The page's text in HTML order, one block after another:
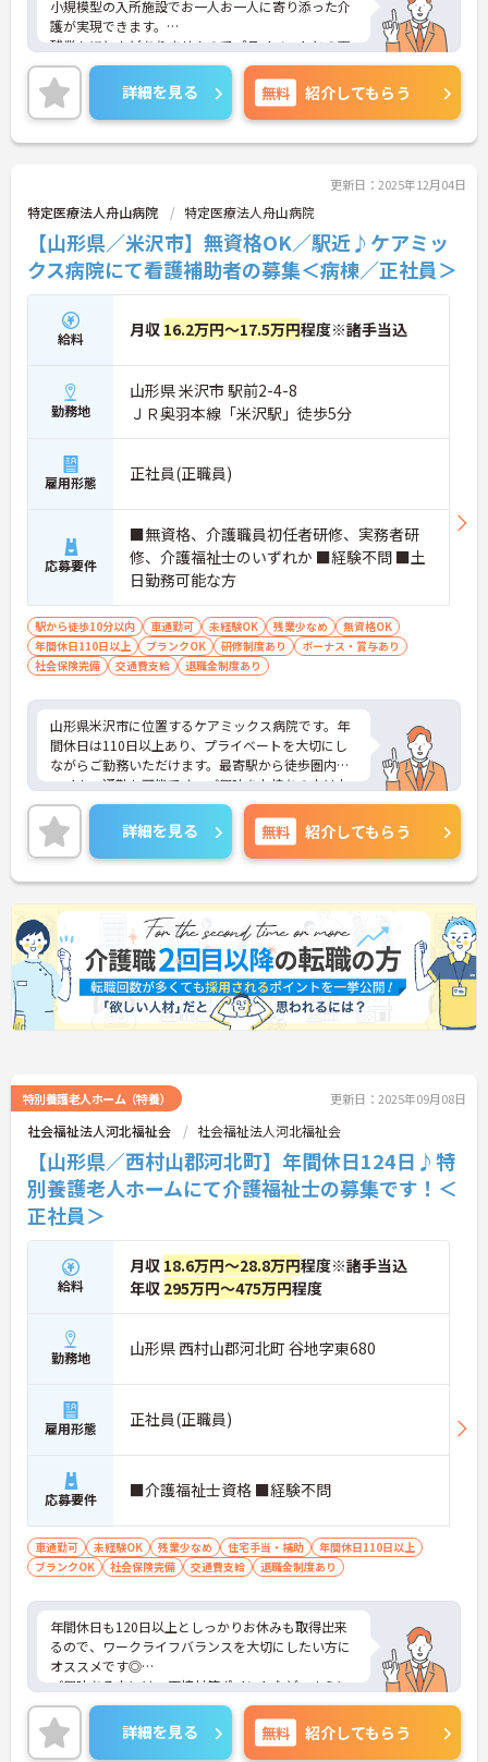
小規模型の入所施設でお一人お一人に寄り添った介
護が実現できます。
残業もほとんどありませんのでプライベートとの両
立もしやすいです。
また社会保険はもちろん、産休育休、介護休など福
利厚生充実！安心して長く働ける環境が整っていま
す。
ご興味ある方には、面接対策ポイントなど、さらに
詳細を見る 無料 紹介してもらう
更新日：2025年12月04日
特定医療法人舟山病院 特定医療法人舟山病院
【山形県／米沢市】無資格OK／駅近♪ケアミッ
クス病院にて看護補助者の募集＜病棟／正社員＞
給料 月収 16.2万円～17.5万円程度※諸手当込
勤務地
山形県 米沢市 駅前2-4-8
ＪＲ奥羽本線「米沢駅」徒歩5分
雇用形態 正社員(正職員)
応募要件
■無資格、介護職員初任者研修、実務者研
修、介護福祉士のいずれか ■経験不問 ■土
日勤務可能な方
駅から徒歩10分以内 車通勤可 未経験OK 残業少なめ
無資格OK
年間休日110日以上
ブランクOK 研修制度あり
ボーナス・賞与あり
社会保険完備
交通費支給 退職金制度あり
山形県米沢市に位置するケアミックス病院です。年
間休日は110日以上あり、プライベートを大切にし
ながらご勤務いただけます。最寄駅から徒歩圏内！
マイカー通勤も可能です。ご興味をお持ちの方はお
気軽にお問い合わせください。
詳細を見る 無料 紹介してもらう
特別養護老人ホーム（特養） 更新日：2025年09月08日
社会福祉法人河北福祉会 社会福祉法人河北福祉会
【山形県／西村山郡河北町】年間休日124日♪特
別養護老人ホームにて介護福祉士の募集です！＜
正社員＞
給料
月収 18.6万円～28.8万円程度※諸手当込
年収 295万円～475万円程度
勤務地 山形県 西村山郡河北町 谷地字東680
雇用形態 正社員(正職員)
応募要件 ■介護福祉士資格 ■経験不問
車通勤可 未経験OK 残業少なめ 住宅手当・補助
年間休日110日以上
ブランクOK
社会保険完備 交通費支給 退職金制度あり
年間休日も120日以上としっかりお休みも取得出来
るので、ワークライフバランスを大切にしたい方に
オススメです◎
ご興味ある方には、面接対策ポイントなど、さらに
詳細をお話しいたしますのでお気軽にご相談くださ
い。
詳細を見る 無料 紹介してもらう